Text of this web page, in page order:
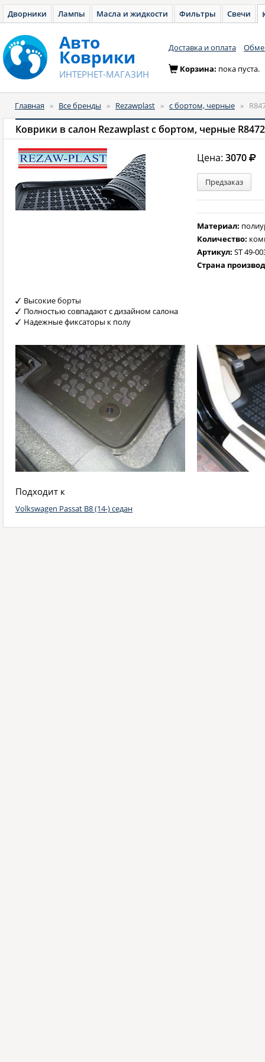
Дворники Лампы Масла и жидкости Фильтры Свечи
Авто
Коврики
ИНТЕРНЕТ-МАГАЗИН
Доставка и оплата
Корзина: пока пуста.
Главная » Все бренды » Rezawplast » с бортом, черные »
Коврики в салон Rezawplast с бортом, черные
Цена:3070
Предзаказ
Материал:
Количество:
Артикул:ST 49-
Страна
Высокие борты
Полностью совпадают с дизайном салона
Надежные фиксаторы к полу
Подходит к
Volkswagen Passat B8 (14-) седан